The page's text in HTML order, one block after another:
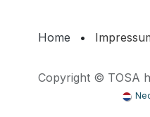
Home
•
Copyright © TOSA